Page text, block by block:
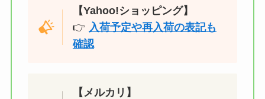
【Yahoo!ショッピング】
👉 入荷予定や再入荷の表記も
確認
【メルカリ】